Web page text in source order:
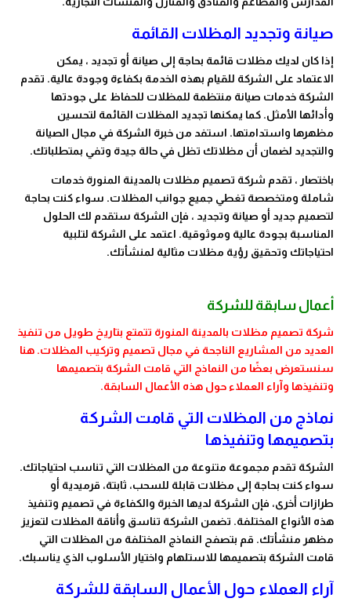
صيانة وتجديد المظلات القائمة
إذا كان لديك مظلات قائمة بحاجة إلى صيانة أو تجديد ، يمكن
الاعتماد على الشركة للقيام بهذه الخدمة بكفاءة وجودة عالية. تقدم
الشركة خدمات صيانة منتظمة للمظلات للحفاظ على جودتها
وأدائها الأمثل. كما يمكنها تجديد المظلات القائمة لتحسين
مظهرها واستدامتها. استفد من خبرة الشركة في مجال الصيانة
والتجديد لضمان أن مظلاتك تظل في حالة جيدة وتفي بمتطلباتك.
باختصار ، تقدم شركة تصميم مظلات بالمدينة المنورة خدمات
شاملة ومتخصصة تغطي جميع جوانب المظلات. سواء كنت بحاجة
لتصميم جديد أو صيانة وتجديد ، فإن الشركة ستقدم لك الحلول
المناسبة بجودة عالية وموثوقية. اعتمد على الشركة لتلبية
احتياجاتك وتحقيق رؤية مظلات مثالية لمنشأتك.
أعمال سابقة للشركة
شركة تصميم مظلات بالمدينة المنورة تتمتع بتاريخ طويل من تنفيذ
العديد من المشاريع الناجحة في مجال تصميم وتركيب المظلات. هنا
سنستعرض بعضًا من النماذج التي قامت الشركة بتصميمها
وتنفيذها وآراء العملاء حول هذه الأعمال السابقة.
نماذج من المظلات التي قامت الشركة
بتصميمها وتنفيذها
الشركة تقدم مجموعة متنوعة من المظلات التي تناسب احتياجاتك.
سواء كنت بحاجة إلى مظلات قابلة للسحب، ثابتة، قرميدية أو
طرازات أخرى، فإن الشركة لديها الخبرة والكفاءة في تصميم وتنفيذ
هذه الأنواع المختلفة. تضمن الشركة تناسق وأناقة المظلات لتعزيز
مظهر منشأتك. قم بتصفح النماذج المختلفة من المظلات التي
قامت الشركة بتصميمها للاستلهام واختيار الأسلوب الذي يناسبك.
آراء العملاء حول الأعمال السابقة للشركة